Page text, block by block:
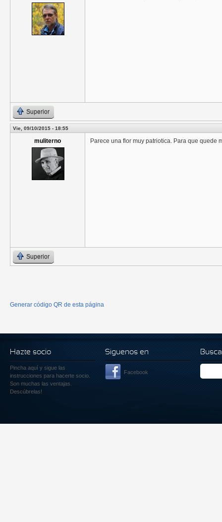
Superior
Vie, 09/10/2015 - 18:55
muliterno Parece una flor muy patriotica. Para que
Superior
Generar código QR de esta página
Hazte socio
Pincha aquí y sigue las
instrucciones para hacerte socio.
Son muchas las ventajas.
Descúbrelas!
Siguenos en
Facebook